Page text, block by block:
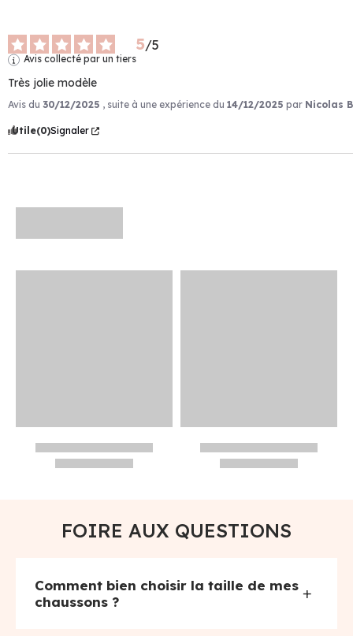
5/5
Avis collecté par un tiers
Très jolie modèle
Avis du 30/12/2025 , suite à une expérience du 14/12/2025 par Nicolas
Utile(0)Signaler
FOIRE AUX QUESTIONS
Comment bien choisir la taille de mes
chaussons ?
+